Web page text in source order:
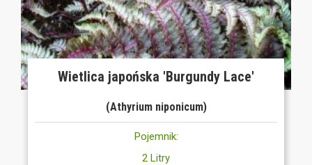
Wietlica japońska 'Burgundy Lace'
(Athyrium niponicum)
Pojemnik:
2 Litry